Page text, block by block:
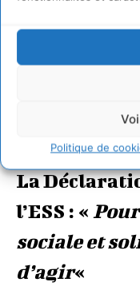
Politique de
impliqués dans
politique porteur
démarche s’est
Déclaration
travaux de fond sur
Plus d’informations
La
l’ESS : «
sociale et
d’agir«